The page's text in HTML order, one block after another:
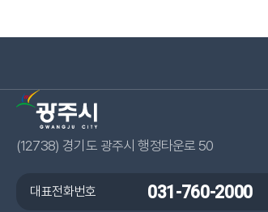
(12738) 경기도 광주시 행정타운로 50
대표전화번호 031-760-2000